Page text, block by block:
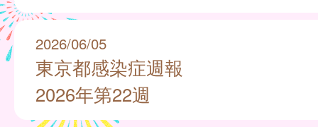
2026/06/05
東京都感染症週報
2026年第22週